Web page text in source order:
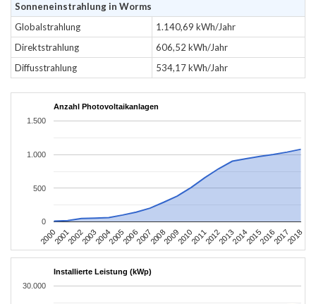
Sonneneinstrahlung in Worms
Globalstrahlung
1.140,69 kWh/Jahr
Direktstrahlung
606,52 kWh/Jahr
Diffusstrahlung
534,17 kWh/Jahr
Anzahl Photovoltaikanlagen
2000200120022003200420052006200720082009201020112012201320142015201620172018
0
500
1.000
1.500
Installierte Leistung (kWp)
30.000